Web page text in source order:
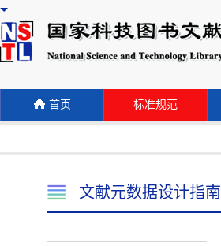
首页 标准规范
文献元数据设计指南